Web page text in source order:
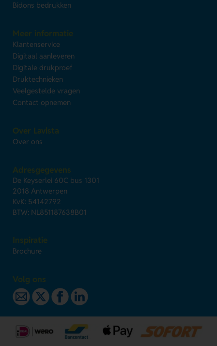
Bidons bedrukken
Meer informatie
Klantenservice
Digitaal aanleveren
Digitale drukproef
Druktechnieken
Veelgestelde vragen
Contact opnemen
Over Lavista
Over ons
Adresgegevens
De Keyserlei 60C bus 1301
2018 Antwerpen
KvK: 54142792
BTW: NL851187638B01
Inspiratie
Brochure
Volg ons